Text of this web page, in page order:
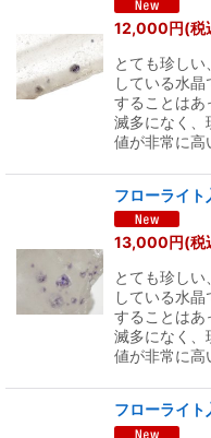
12,000円(税
とても珍し
している水
することはあ
滅多になく、
値が非常に
フローライト
13,000円(税
とても珍し
している水
することはあ
滅多になく、
値が非常に
フローライト